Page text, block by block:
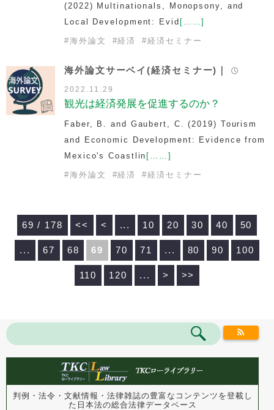
(2022) Multinationals, Monopsony, and
Local Development: Evid [……]
#海外論文 #経済 #経済セミナー
海外論文サーベイ(経済セミナー)｜
2022.11.29
観光は経済発展を促進するのか？
Faber, B. and Gaubert, C. (2019) Tourism
and Economic Development: Evidence from
Mexico's Coastlin [……]
#海外論文 #経済 #経済セミナー
69 / 178 << < ... 10 20 30 40 50
... 67 68 69 70 71 ... 80 90 100
110 120 ... > >>
判例・法令・文献情報・法律雑誌の豊富なコンテンツを登載し
た 日本法の総合法律データベース